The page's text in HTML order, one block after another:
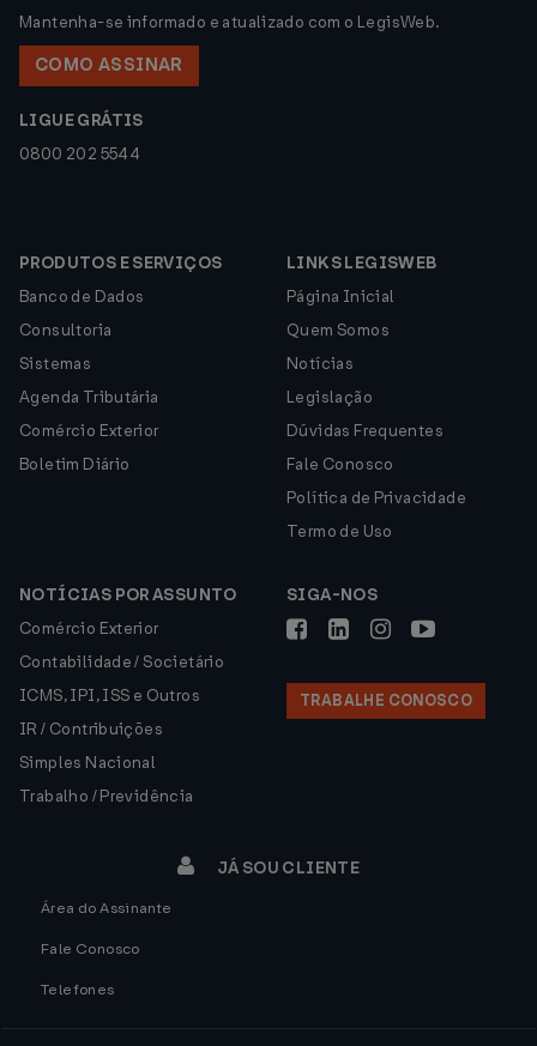
Mantenha-se informado e atualizado com o LegisWeb.
COMO ASSINAR
LIGUE GRÁTIS
0800 202 5544
PRODUTOS E SERVIÇOS
Banco de Dados
Consultoria
Sistemas
Agenda Tributária
Comércio Exterior
Boletim Diário
LINKS LEGISWEB
Página Inicial
Quem Somos
Notícias
Legislação
Dúvidas Frequentes
Fale Conosco
Política de Privacidade
Termo de Uso
NOTÍCIAS POR ASSUNTO
Comércio Exterior
Contabilidade / Societário
ICMS, IPI, ISS e Outros
IR / Contribuições
Simples Nacional
Trabalho / Previdência
SIGA-NOS
TRABALHE CONOSCO
JÁ SOU CLIENTE
Área do Assinante
Fale Conosco
Telefones